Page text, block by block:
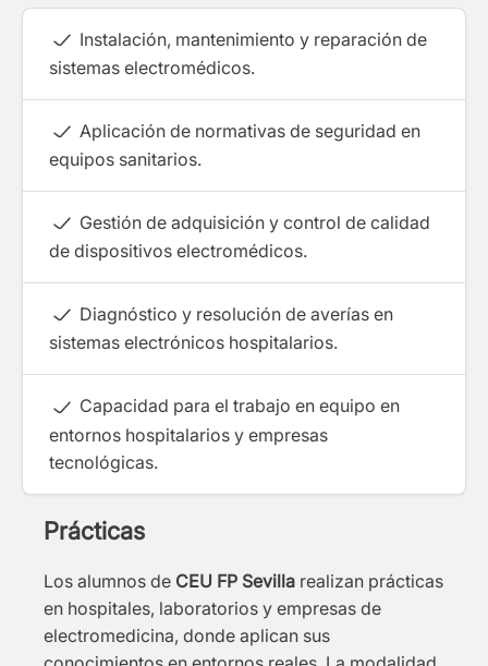
Instalación, mantenimiento y reparación de
sistemas electromédicos.
Aplicación de normativas de seguridad en
equipos sanitarios.
Gestión de adquisición y control de calidad
de dispositivos electromédicos.
Diagnóstico y resolución de averías en
sistemas electrónicos hospitalarios.
Capacidad para el trabajo en equipo en
entornos hospitalarios y empresas
tecnológicas.
Prácticas
Los alumnos de CEU FP Sevilla realizan prácticas
en hospitales, laboratorios y empresas de
electromedicina, donde aplican sus